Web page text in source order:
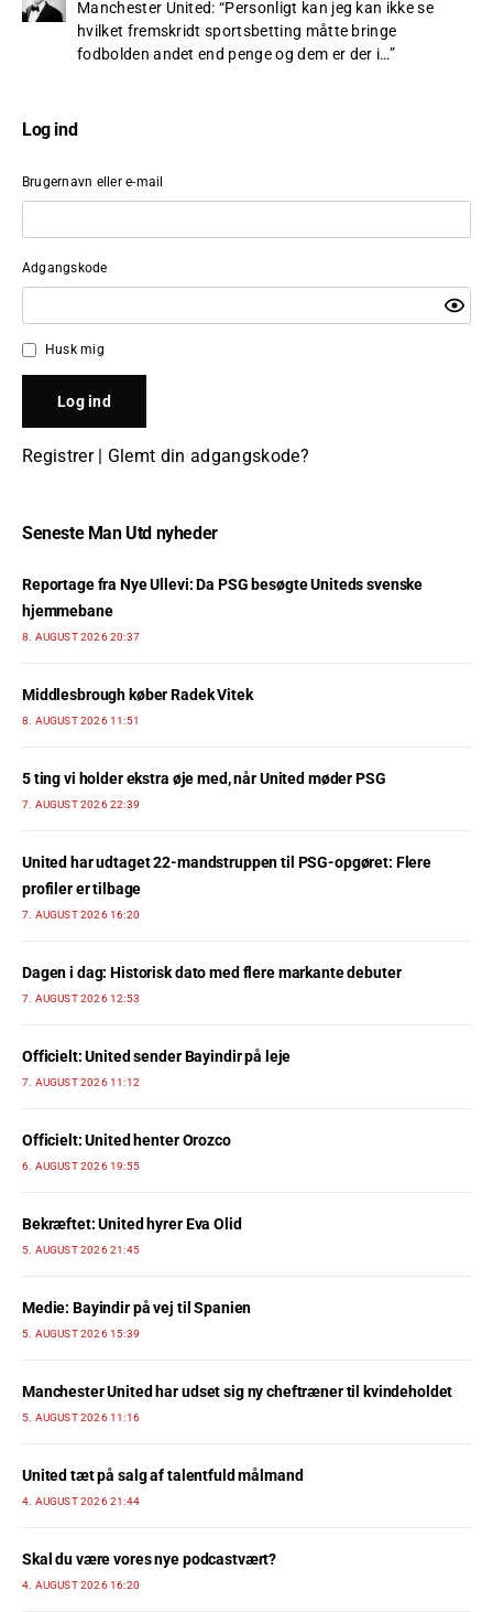
Manchester United: “Personligt kan jeg kan ikke se
hvilket fremskridt sportsbetting måtte bringe
fodbolden andet end penge og dem er der i…”
Log ind
Brugernavn eller e-mail
Adgangskode
Husk mig
Registrer| Glemt din adgangskode?
Seneste Man Utd nyheder
Reportage fra Nye Ullevi: Da PSG besøgte Uniteds svenske
hjemmebane
8. AUGUST 2026 20:37
Middlesbrough køber Radek Vitek
8. AUGUST 2026 11:51
5 ting vi holder ekstra øje med, når United møder PSG
7. AUGUST 2026 22:39
United har udtaget 22-mandstruppen til PSG-opgøret: Flere
profiler er tilbage
7. AUGUST 2026 16:20
Dagen i dag: Historisk dato med flere markante debuter
7. AUGUST 2026 12:53
Officielt: United sender Bayindir på leje
7. AUGUST 2026 11:12
Officielt: United henter Orozco
6. AUGUST 2026 19:55
Bekræftet: United hyrer Eva Olid
5. AUGUST 2026 21:45
Medie: Bayindir på vej til Spanien
5. AUGUST 2026 15:39
Manchester United har udset sig ny cheftræner til kvindeholdet
5. AUGUST 2026 11:16
United tæt på salg af talentfuld målmand
4. AUGUST 2026 21:44
Skal du være vores nye podcastvært?
4. AUGUST 2026 16:20